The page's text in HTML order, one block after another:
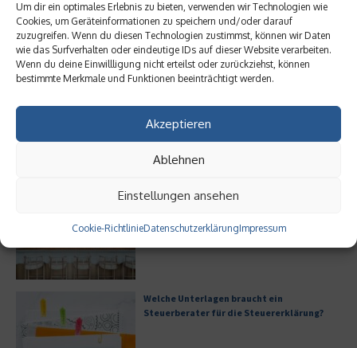
Um dir ein optimales Erlebnis zu bieten, verwenden wir Technologien wie
Cookies, um Geräteinformationen zu speichern und/oder darauf
zuzugreifen. Wenn du diesen Technologien zustimmst, können wir Daten
wie das Surfverhalten oder eindeutige IDs auf dieser Website verarbeiten.
Wenn du deine Einwillligung nicht erteilst oder zurückziehst, können
bestimmte Merkmale und Funktionen beeinträchtigt werden.
Akzeptieren
Ablehnen
Einstellungen ansehen
Cookie-RichtlinieDatenschutzerklärungImpressum
Hilton Worldwide: Eine Ikone der globalen
Hotellerie im Wandel der Zeit
Digitale Transformation in kleinen
Welche Unterlagen braucht ein
Steuerberater für die Steuererklärung?